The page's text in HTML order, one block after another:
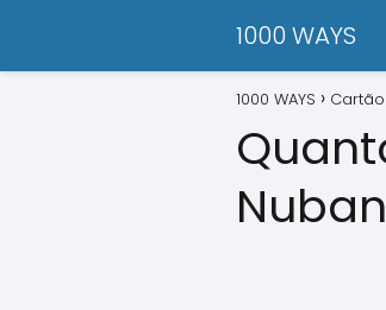
1000 WAYS
1000 WAYS